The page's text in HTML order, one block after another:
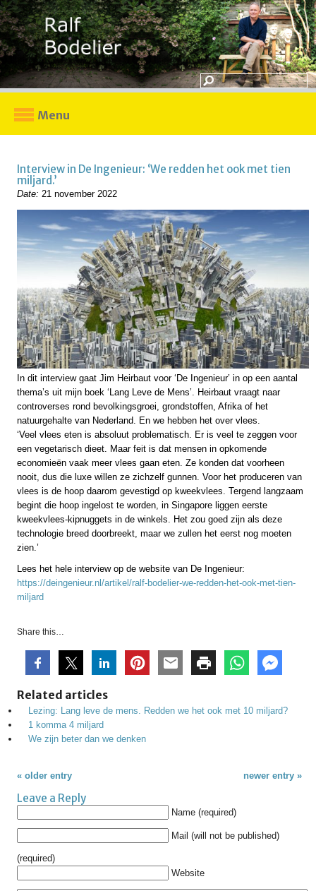
Menu
Interview in De Ingenieur: ‘We redden het ook met tien
miljard.’
Date: 21 november 2022
In dit interview gaat Jim Heirbaut voor ‘De Ingenieur’ in op een aantal
thema’s uit mijn boek ‘Lang Leve de Mens’. Heirbaut vraagt naar
controverses rond bevolkingsgroei, grondstoffen, Afrika of het
natuurgehalte van Nederland. En we hebben het over vlees.
‘Veel vlees eten is absoluut problematisch. Er is veel te zeggen voor
een vegetarisch dieet. Maar feit is dat mensen in opkomende
economieën vaak meer vlees gaan eten. Ze konden dat voorheen
nooit, dus die luxe willen ze zichzelf gunnen. Voor het produceren van
vlees is de hoop daarom gevestigd op kweekvlees. Tergend langzaam
begint die hoop ingelost te worden, in Singapore liggen eerste
kweekvlees-kipnuggets in de winkels. Het zou goed zijn als deze
technologie breed doorbreekt, maar we zullen het eerst nog moeten
zien.’
Lees het hele interview op de website van De Ingenieur:
https://deingenieur.nl/artikel/ralf-bodelier-we-redden-het-ook-met-tien-
miljard
Share this…
Related articles
Lezing: Lang leve de mens. Redden we het ook met 10 miljard?
1 komma 4 miljard
We zijn beter dan we denken
« older entry newer entry »
Leave a Reply
Name (required)
Mail (will not be published)
(required)
Website